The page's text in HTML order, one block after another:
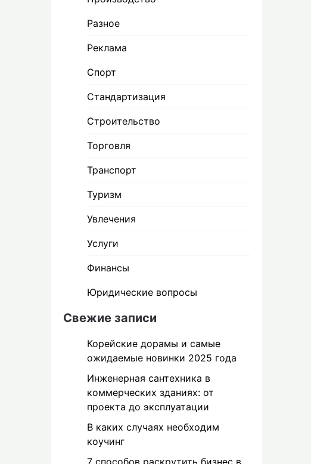
Разное
Реклама
Спорт
Стандартизация
Строительство
Торговля
Транспорт
Туризм
Увлечения
Услуги
Финансы
Юридические вопросы
Свежие записи
Корейские дорамы и самые
ожидаемые новинки 2025 года
Инженерная сантехника в
коммерческих зданиях: от
проекта до эксплуатации
В каких случаях необходим
коучинг
7 способов раскрутить бизнес в